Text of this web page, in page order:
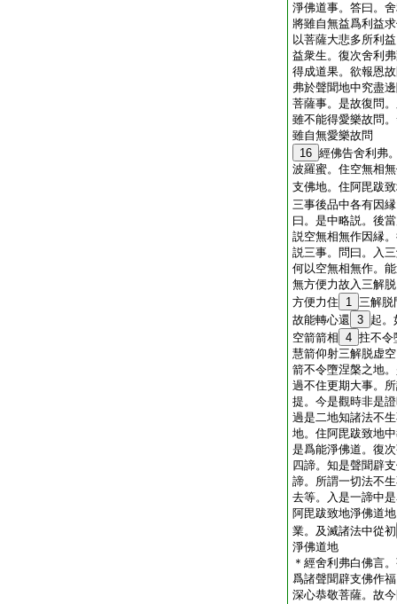
淨佛道事。答曰。
將雖自無益爲利益
以菩薩大悲多所利
益衆生。復次舍利
得成道果。欲報恩
弗於聲聞地中究盡
菩薩事。是故復問
雖不能得愛樂故問
雖自無愛樂故問
16 經佛告舍利弗
波羅蜜。住空無相
支佛地。住阿毘跋
三事後品中各有因
曰。是中略説。後
説空無相無作因縁
説三事。問曰。入
何以空無相無作。
無方便力故入三解
方便力住
1 三解脱
故能轉心還 3 起。
空箭箭相 4 拄不令
慧箭仰射三解脱虚
箭不令墮涅槃之地
過不住更期大事。
提。今是觀時非是
過是二地知諸法不
地。住阿毘跋致地
是爲能淨佛道。復
四諦。知是聲聞辟
諦。所謂一切法不
去等。入是一諦中
阿毘跋致地淨佛道
業。及滅諸法中從初
淨佛道地
＊ 經舍利弗白佛言
爲諸聲聞辟支佛作
深心恭敬菩薩。故